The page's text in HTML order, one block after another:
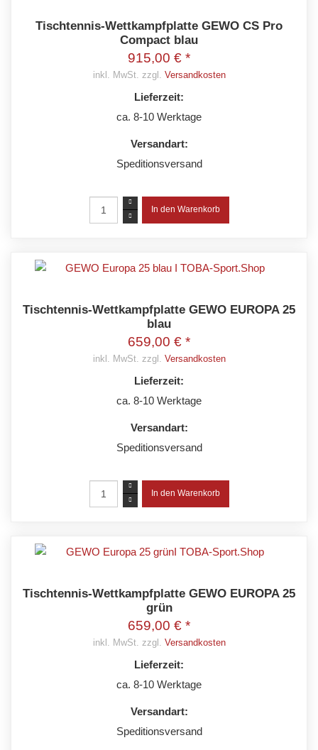
Tischtennis-Wettkampfplatte GEWO CS Pro
Compact blau
915,00 € *
inkl. MwSt. zzgl. Versandkosten
Lieferzeit:
ca. 8-10 Werktage
Versandart:
Speditionsversand
Tischtennis-Wettkampfplatte GEWO EUROPA 25
blau
659,00 € *
inkl. MwSt. zzgl. Versandkosten
Lieferzeit:
ca. 8-10 Werktage
Versandart:
Speditionsversand
Tischtennis-Wettkampfplatte GEWO EUROPA 25
grün
659,00 € *
inkl. MwSt. zzgl. Versandkosten
Lieferzeit:
ca. 8-10 Werktage
Versandart:
Speditionsversand